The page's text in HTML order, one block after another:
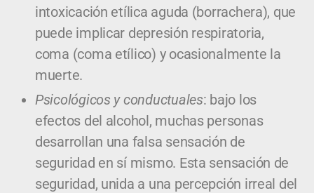
intoxicación etílica aguda (borrachera), que
puede implicar depresión respiratoria,
coma (coma etílico) y ocasionalmente la
muerte.
Psicológicos y conductuales: bajo los
efectos del alcohol, muchas personas
desarrollan una falsa sensación de
seguridad en sí mismo. Esta sensación de
seguridad, unida a una percepción irreal del